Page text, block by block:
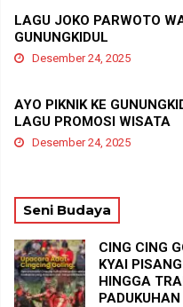
LAGU JOKO PARWOTO
GUNUNGKIDUL
Desember 24, 2025
AYO PIKNIK KE
LAGU PROMOSI WISATA
Desember 24, 2025
Seni Budaya
CING CING
KYAI
HINGGA